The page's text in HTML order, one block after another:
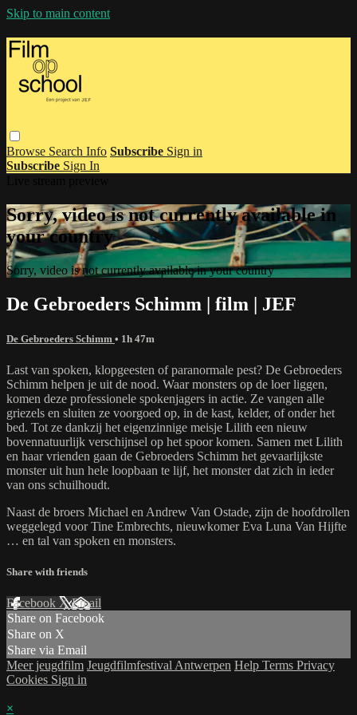
Skip to main content
Browse Search Info Subscribe Sign in
Subscribe Sign In
Sorry, video is not currently available in
your country
Sorry, video is not currently available in your country
De Gebroeders Schimm | film | JEF
De Gebroeders Schimm • 1h 47m
Last van spoken, klopgeesten of paranormale pest? De Gebroeders
Schimm helpen je uit de nood. Waar monsters op de loer liggen,
komen deze professionele spokenjagers in actie. Ze vangen alle
griezels en sluiten ze voorgoed op, in de kast, kelder, of onder het
bed. Tot ze dankzij het eigenzinnige meisje Lilith een nieuw
bovennatuurlijk verschijnsel op het spoor komen. Samen met Lilith
en haar vrienden gaan de Gebroeders Schimm het gevaarlijkste
monster uit hun hele loopbaan te lijf, het monster dat zich in ieder
van ons schuilhoudt.
Naast de broers Michael en Andrew Van Ostade, zijn de hoofdrollen
weggelegd voor Tine Embrechts, nieuwkomer Eva Luna Van Hijfte
… en tal van spoken en monsters.
Share with friends
Facebook XEmail
Share on Facebook
Share on X
Share via Email
Meer jeugdfilm Jeugdfilmfestival Antwerpen Help Terms Privacy
Cookies Sign in
×